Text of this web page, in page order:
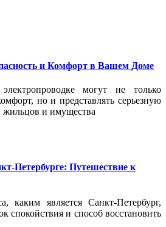
и Комфорт в Вашем Доме
могут не только
но и представлять серьезную
жильцов и имущества
Петербурге: Путешествие к
каким является Санкт-Петербург,
спокойствия и способ восстановить